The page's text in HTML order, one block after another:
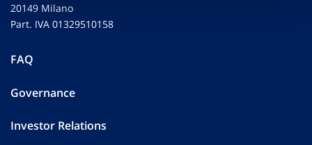
20149 Milano
Part. IVA 01329510158
FAQ
Governance
Investor Relations